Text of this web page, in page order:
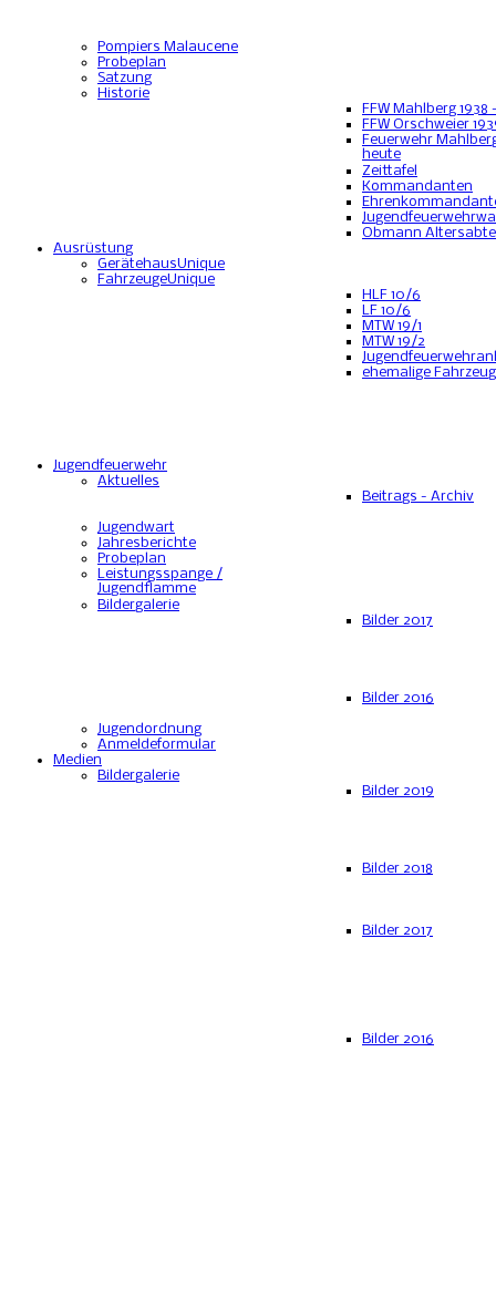
Pompiers Malaucene
Probeplan
Satzung
Historie
FFW Mahlberg 1938
FFW Orschweier
Feuerwehr
heute
Zeittafel
Kommandanten
Obmann
Ausrüstung
GerätehausUnique
FahrzeugeUnique
HLF 10/6
LF 10/6
MTW 19/1
MTW 19/2
ehemalige
Jugendfeuerwehr
Aktuelles
Beitrags - Archiv
Jugendwart
Jahresberichte
Probeplan
Leistungsspange /
Jugendflamme
Bildergalerie
Bilder 2017
Bilder 2016
Jugendordnung
Anmeldeformular
Medien
Bildergalerie
Bilder 2019
Bilder 2018
Bilder 2017
Bilder 2016